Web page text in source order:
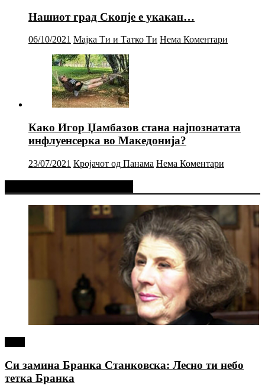
Нашиот град Скопје е укакан…
06/10/2021 Мајка Ти и Татко Ти Нема Коментари
Како Игор Џамбазов стана најпознатата
инфлуенсерка во Македонија?
23/07/2021 Кројачот од Панама Нема Коментари
Си замина Бранка Станковска: Лесно ти небо
тетка Бранка